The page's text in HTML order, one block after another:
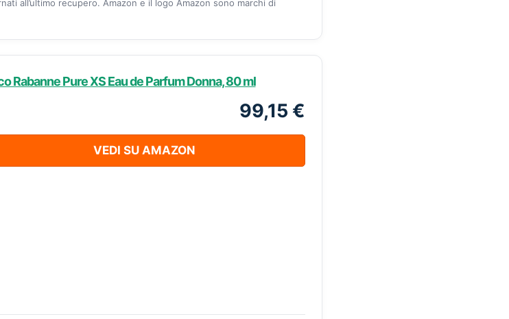
all’ultimo recupero. Amazon e il logo Amazon sono marchi di
Rabanne Pure XS Eau de Parfum Donna, 80 ml
99,15 €
VEDI SU AMAZON